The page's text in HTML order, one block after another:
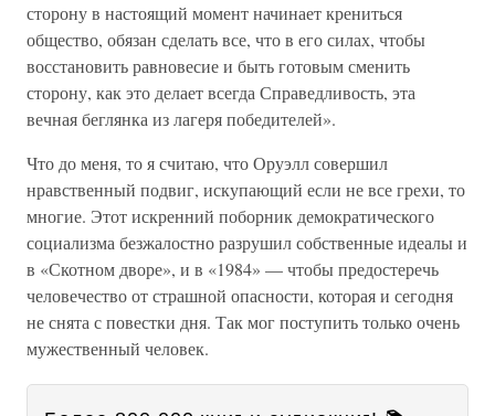
сторону в настоящий момент начинает крениться
общество, обязан сделать все, что в его силах, чтобы
восстановить равновесие и быть готовым сменить
сторону, как это делает всегда Справедливость, эта
вечная беглянка из лагеря победителей».
Что до меня, то я считаю, что Оруэлл совершил
нравственный подвиг, искупающий если не все грехи, то
многие. Этот искренний поборник демократического
социализма безжалостно разрушил собственные идеалы и
в «Скотном дворе», и в «1984» — чтобы предостеречь
человечество от страшной опасности, которая и сегодня
не снята с повестки дня. Так мог поступить только очень
мужественный человек.